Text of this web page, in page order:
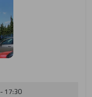
17:30